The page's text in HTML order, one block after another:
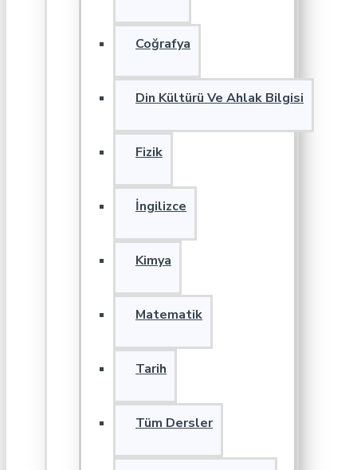
Coğrafya
Din Kültürü Ve Ahlak Bilgisi
Fizik
İngilizce
Kimya
Matematik
Tarih
Tüm Dersler